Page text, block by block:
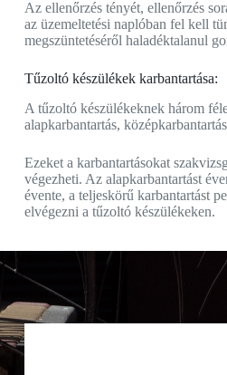
Az ellenőrzés tényét, ellenőrzés
az üzemeltetési naplóban fel kell
megszüntetéséről haladéktalanul
Tűzoltó készülékek karbantartása:
A tűzoltó készülékeknek három
alapkarbantartás,
Ezeket a karbantartásokat
végezheti. Az alapkarbantartást
évente, a teljeskörű karbantartást
elvégezni a tűzoltó készülékeken.